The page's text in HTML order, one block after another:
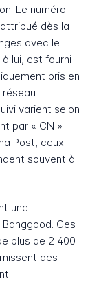
Le numéro
dès la
avec le
lui, est fourni
pris en
varient selon
par « CN »
Post, ceux
souvent à
une
Ces
plus de 2 400
des